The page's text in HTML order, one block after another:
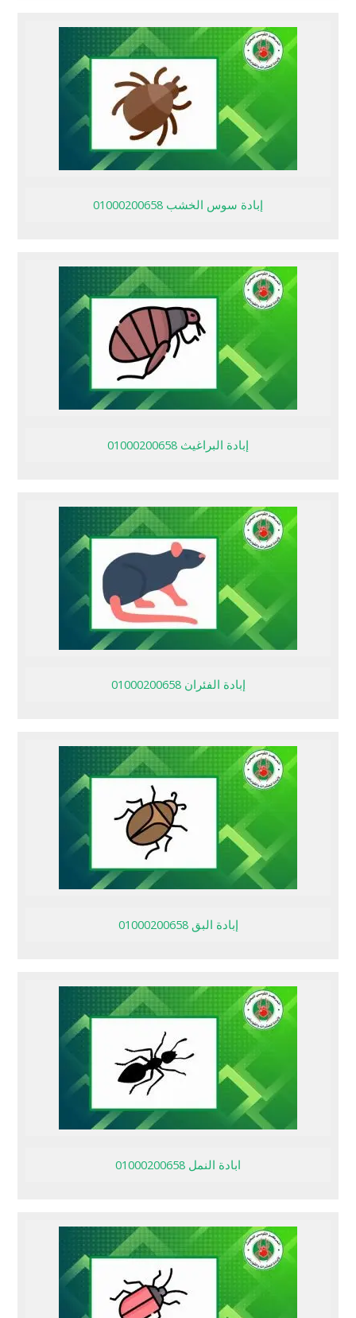
إبادة سوس الخشب 01000200658
إبادة البراغيث 01000200658
إبادة الفئران 01000200658
إبادة البق 01000200658
ابادة النمل 01000200658